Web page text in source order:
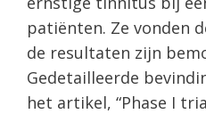
patiënten. Ze vonden
de resultaten zijn
Gedetailleerde
het artikel, “Phase I